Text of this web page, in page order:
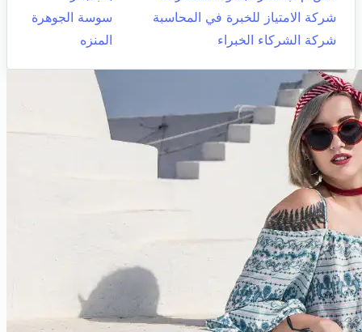
شركة الامتياز للخبرة في المحاسبة
سوسة الجوهرة
شركة الشركاء الخبراء
المنزه